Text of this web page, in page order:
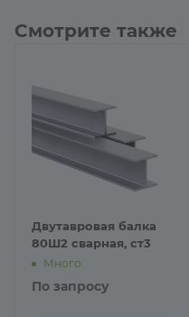
Смотрите также
Двутавровая балка
80Ш2 сварная, ст3
Много
По запросу